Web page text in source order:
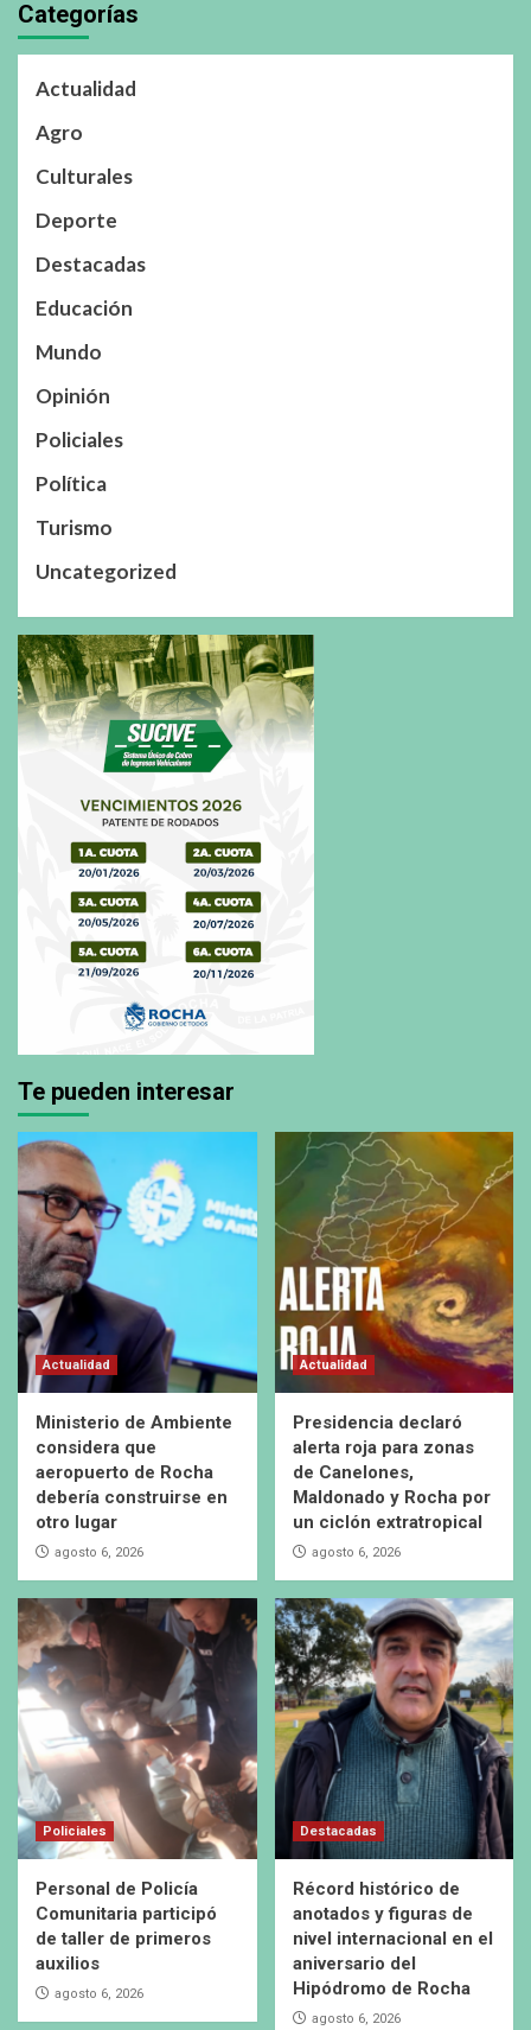
Categorías
Actualidad
Agro
Culturales
Deporte
Destacadas
Educación
Mundo
Opinión
Policiales
Política
Turismo
Uncategorized
Te pueden interesar
Actualidad
Ministerio de Ambiente
considera que
aeropuerto de Rocha
debería construirse en
otro lugar
agosto 6, 2026
Actualidad
Presidencia declaró
alerta roja para zonas
de Canelones,
Maldonado y Rocha por
un ciclón extratropical
agosto 6, 2026
Policiales
Personal de Policía
Comunitaria participó
de taller de primeros
auxilios
agosto 6, 2026
Destacadas
Récord histórico de
anotados y figuras de
nivel internacional en el
aniversario del
Hipódromo de Rocha
agosto 6, 2026